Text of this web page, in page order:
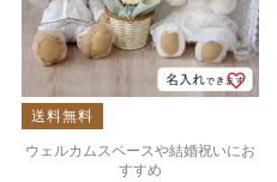
送料無料
ウェルカムスペースや結婚祝いにお
すすめ